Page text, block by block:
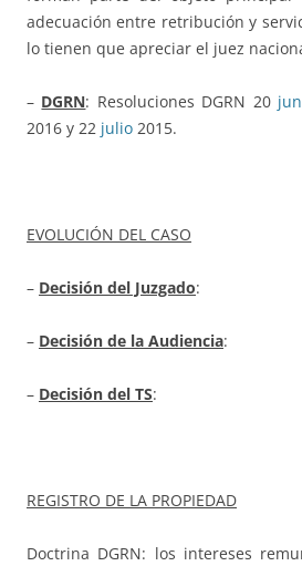
adecuación entre retribución y
lo tienen que apreciar el juez
– DGRN: Resoluciones DGRN 20
2016 y 22 julio 2015.
EVOLUCIÓN DEL CASO
– Decisión del Juzgado:
– Decisión de la Audiencia:
– Decisión del TS:
REGISTRO DE LA PROPIEDAD
Doctrina DGRN: los intereses